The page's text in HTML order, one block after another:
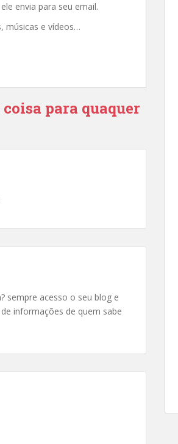
envia para seu email.
músicas e vídeos…
para quaquer
sempre acesso o seu blog e
informações de quem sabe